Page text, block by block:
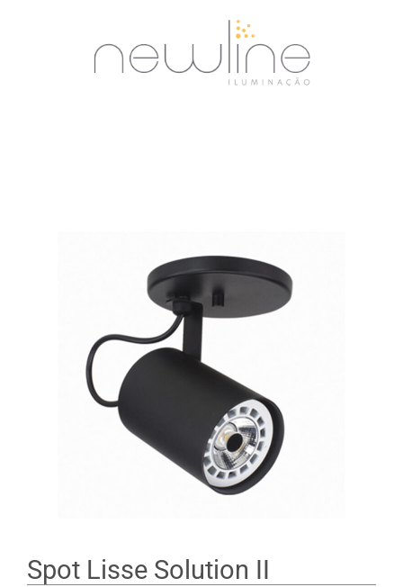
Spot Lisse Solution II